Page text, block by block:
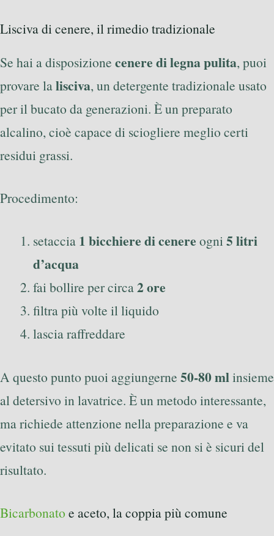
Lisciva di cenere, il rimedio tradizionale
Se hai a disposizione cenere di legna pulita, puoi
provare lalisciva, un detergente tradizionale usato
per il bucato da generazioni. È un preparato
alcalino, cioè capace di sciogliere meglio certi
residui grassi.
Procedimento:
setaccia 1 bicchiere di cenere ogni5 litri
d’acqua
fai bollire per circa2 ore
filtra più volte il liquido
lascia raffreddare
A questo punto puoi aggiungerne 50-80 mlinsieme
al detersivo in lavatrice. È un metodo interessante,
ma richiede attenzione nella preparazione e va
evitato sui tessuti più delicati se non si è sicuri del
risultato.
Bicarbonato e aceto, la coppia più comune